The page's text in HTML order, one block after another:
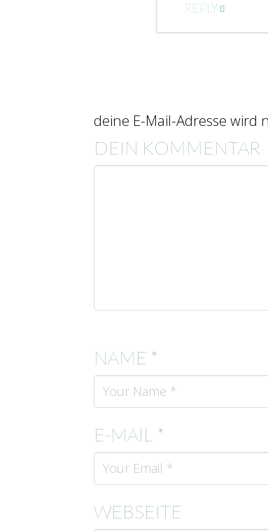
REPLY
deine E-Mail-Adresse
DEIN KOMMENTAR
NAME *
E-MAIL *
WEBSEITE